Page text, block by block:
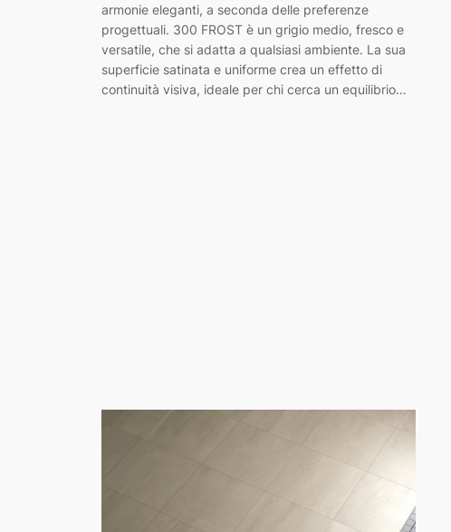
armonie eleganti, a seconda delle preferenze
progettuali. 300 FROST è un grigio medio, fresco e
versatile, che si adatta a qualsiasi ambiente. La sua
superficie satinata e uniforme crea un effetto di
continuità visiva, ideale per chi cerca un equilibrio…